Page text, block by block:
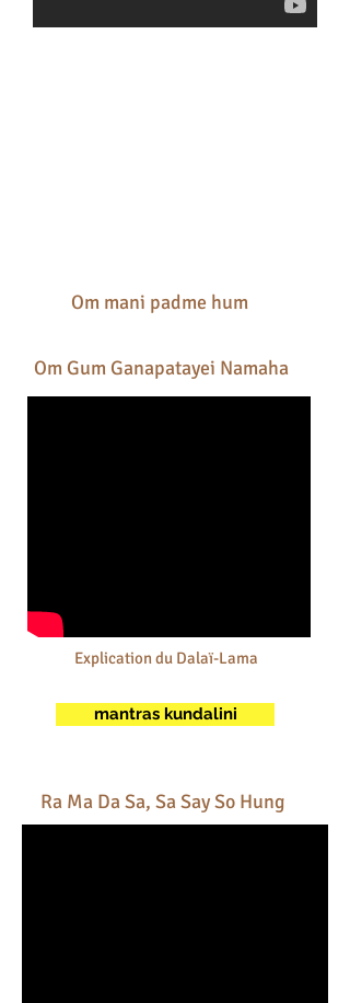
Om mani padme hum
Om Gum Ganapatayei Namaha
Explication du Dalaï-Lama
mantras kundalini
Ra Ma Da Sa, Sa Say So Hung